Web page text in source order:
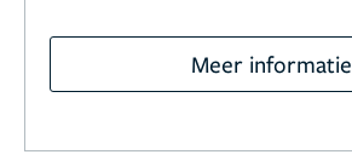
Meer informatie